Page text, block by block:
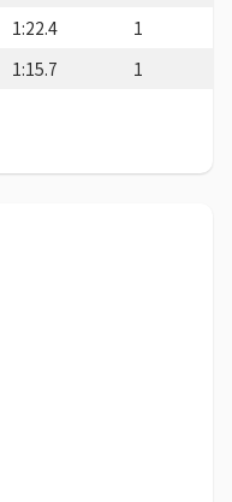
1:22.4
1
1:15.7 1